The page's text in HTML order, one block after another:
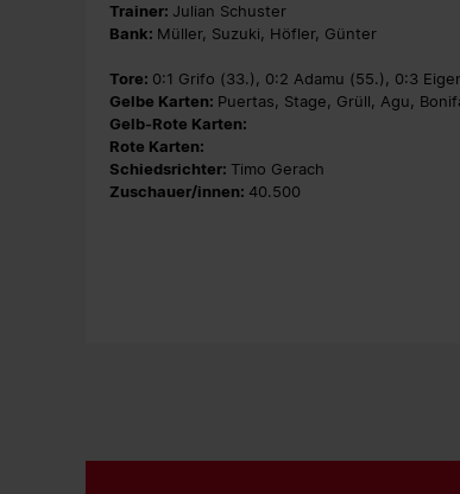
Trainer: Julian Schuster
Bank: Müller, Suzuki, Höfler, Günter
Tore: 0:1 Grifo (33.), 0:2 Adamu (55.), 0:3
Gelbe Karten: Puertas, Stage, Grüll, Agu,
Gelb-Rote Karten:
Rote Karten:
Schiedsrichter: Timo Gerach
Zuschauer/innen: 40.500